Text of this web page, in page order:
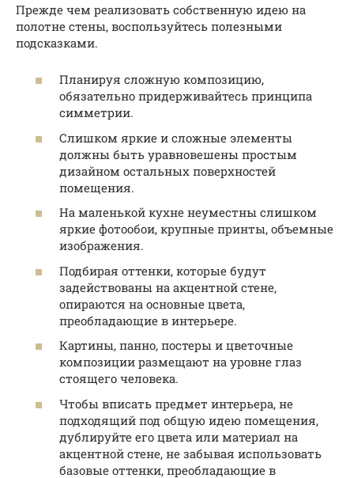
Прежде чем реализовать собственную идею на
полотне стены, воспользуйтесь полезными
подсказками.
Планируя сложную композицию,
обязательно придерживайтесь принципа
симметрии.
Слишком яркие и сложные элементы
должны быть уравновешены простым
дизайном остальных поверхностей
помещения.
На маленькой кухне неуместны слишком
яркие фотообои, крупные принты, объемные
изображения.
Подбирая оттенки, которые будут
задействованы на акцентной стене,
опираются на основные цвета,
преобладающие в интерьере.
Картины, панно, постеры и цветочные
композиции размещают на уровне глаз
стоящего человека.
Чтобы вписать предмет интерьера, не
подходящий под общую идею помещения,
дублируйте его цвета или материал на
акцентной стене, не забывая использовать
базовые оттенки, преобладающие в